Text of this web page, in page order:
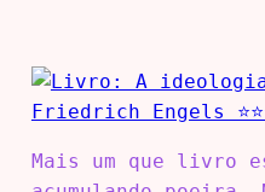
Mais um que livro